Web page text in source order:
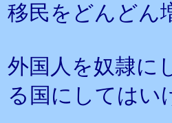
移民をどんどん
外国人を奴隷に
る国にしてはい